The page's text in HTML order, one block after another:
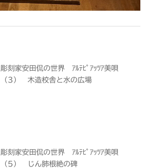
彫刻家安田侃の世界 ｱﾙﾃﾋﾟｱｯﾂｱ美唄
（3） 木造校舎と水の広場
彫刻家安田侃の世界 ｱﾙﾃﾋﾟｱｯﾂｱ美唄
（5） じん肺根絶の碑